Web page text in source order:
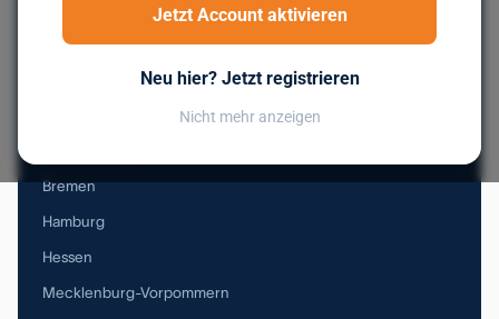
Jetzt Account aktivieren
Neu hier? Jetzt registrieren
Nicht mehr anzeigen
Baden-Württemberg
Bremen
Hamburg
Hessen
Mecklenburg-Vorpommern